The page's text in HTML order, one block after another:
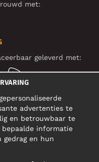
met:
geleverd met:
advertenties te
en betrouwbaar te
bepaalde informatie
gedrag en hun